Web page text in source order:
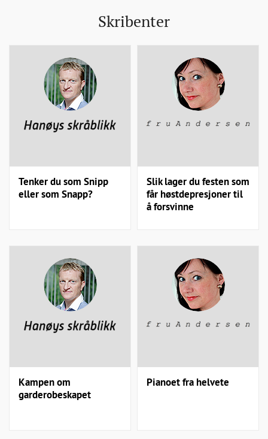
Skribenter
Tenker du som Snipp
eller som Snapp?
Slik lager du festen som
får høstdepresjoner til
å forsvinne
Kampen om
garderobeskapet
Pianoet fra helvete